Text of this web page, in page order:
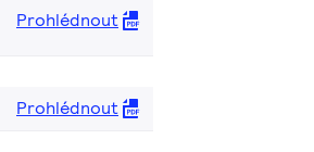
Prohlédnout
Prohlédnout